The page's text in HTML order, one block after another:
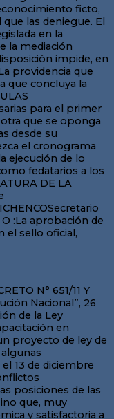
excepción los docentes que hayan dictado o dicten el referido curso y que hayan asistido al Taller de Análisis Normativo.El propio mantenimiento en la inscripción como mediador y comediador impone la acreditación de haber realizado al menos 60 horas en Cursos de Capacitación Continua en Mediación.El artículo 26 establece el procedimiento para la excusación y recusación y el artículo 28 regula lo referido a sanciones, procedimiento y su aplicación.Procedimiento de Mediación:El artículo 2 del reglamento establece que la mediación prejudicial obligatoria instituida sólo puede ser cumplida mediante el trámite previsto en dicha norma y ante un mediador con inscripción vigente en el Registro pertinente del Ministerio de Justicia y Derechos Humanos de la Provincia de Santa Fe.Elementalmente, nada obsta a que las partes de un conflicto acudan a instancias de mediaciones privadas, pero su fracaso y la constancia de haber transitado por ese procedimiento no podrán postularse como cumpli